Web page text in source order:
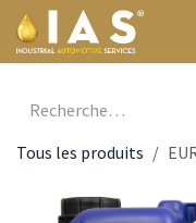
Se rendre au contenu
Tous les produits